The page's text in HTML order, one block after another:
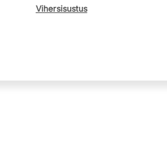
Vihersisustus